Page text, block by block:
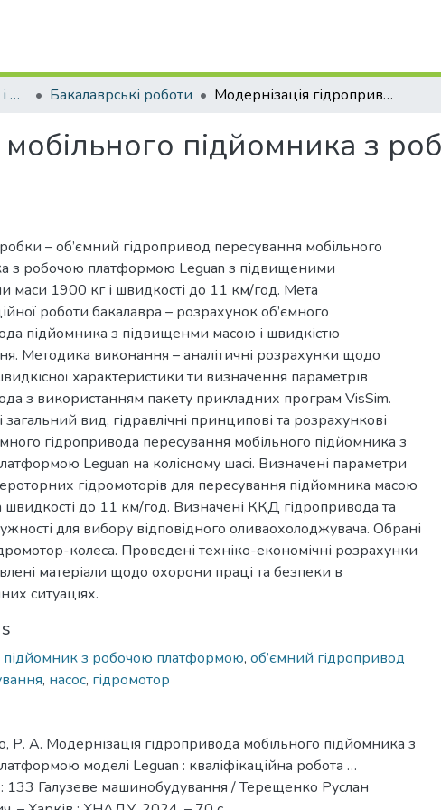
Кафедра будівельних і дорожніх машин Бакалаврські роботи Модернізація гідропривода мобільного підйомника з робочою платформою моделі Leguan
підйомника з
– об’ємний гідропривод пересування мобільного
з робочою платформою Leguan з підвищеними
маси 1900 кг і швидкості до 11 км/год. Мета
роботи бакалавра – розрахунок об’ємного
підйомника з підвищенми масою і швидкістю
Методика виконання – аналітичні розрахунки щодо
характеристики ти визначення параметрів
з використанням пакету прикладних програм VisSim.
вид, гідравлічні принципові та розрахункові
гідропривода пересування мобільного підйомника з
Leguan на колісному шасі. Визначені параметри
гідромоторів для пересування підйомника масою
швидкості до 11 км/год. Визначені ККД гідропривода та
для вибору відповідного оливаохолоджувача. Обрані
колеса. Проведені техніко-економічні розрахунки
матеріали щодо охорони праці та безпеки в
ситуаціях.
підйомник з робочою платформою, об’ємний гідропривод
, насос, гідромотор
Р. А. Модернізація гідропривода мобільного підйомника з
моделі Leguan : кваліфікаційна робота …
133 Галузеве машинобудування / Терещенко Руслан